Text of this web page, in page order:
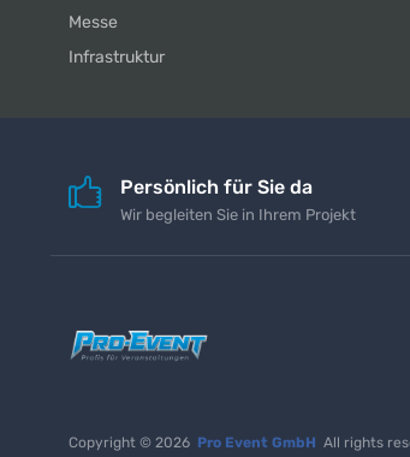
Messe
Infrastruktur
Persönlich für Sie da
Wir begleiten Sie in Ihrem Projekt
Copyright © 2026 Pro Event GmbH All rights